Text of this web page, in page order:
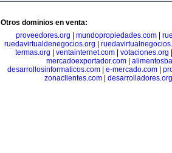
Otros dominios en venta:
proveedores.org
mundopropiedades.com
ruedavirtualdenegocios.org
termas.org
ventainternet.com votaciones.org
mercadoexportador.com|
desarrollosinformaticos.com| e-mercado.com|
zonaclientes.com
desarrolladores.org